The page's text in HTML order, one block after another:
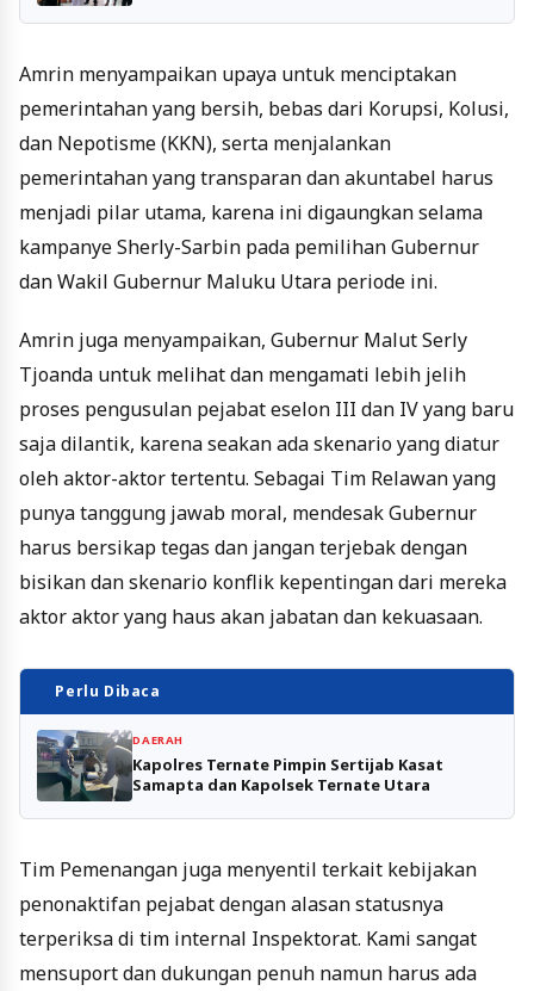
Amrin menyampaikan upaya untuk menciptakan
pemerintahan yang bersih, bebas dari Korupsi, Kolusi,
dan Nepotisme (KKN), serta menjalankan
pemerintahan yang transparan dan akuntabel harus
menjadi pilar utama, karena ini digaungkan selama
kampanye Sherly-Sarbin pada pemilihan Gubernur
dan Wakil Gubernur Maluku Utara periode ini.
Amrin juga menyampaikan, Gubernur Malut Serly
Tjoanda untuk melihat dan mengamati lebih jelih
proses pengusulan pejabat eselon III dan IV yang baru
saja dilantik, karena seakan ada skenario yang diatur
oleh aktor-aktor tertentu. Sebagai Tim Relawan yang
punya tanggung jawab moral, mendesak Gubernur
harus bersikap tegas dan jangan terjebak dengan
bisikan dan skenario konflik kepentingan dari mereka
aktor aktor yang haus akan jabatan dan kekuasaan.
Perlu Dibaca
DAERAH
Kapolres Ternate Pimpin Sertijab Kasat
Samapta dan Kapolsek Ternate Utara
Tim Pemenangan juga menyentil terkait kebijakan
penonaktifan pejabat dengan alasan statusnya
terperiksa di tim internal Inspektorat. Kami sangat
mensuport dan dukungan penuh namun harus ada